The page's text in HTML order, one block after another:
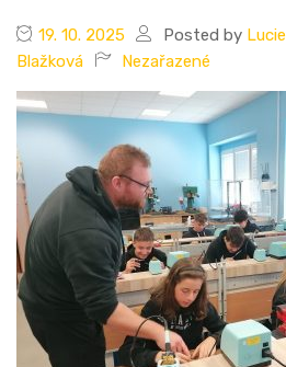
19. 10. 2025 Posted by Lucie
Blažková
Nezařazené